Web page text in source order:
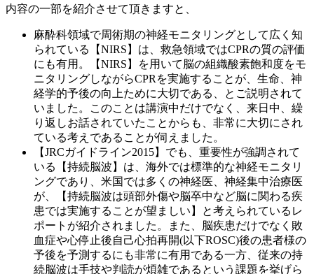
内容の一部を紹介させて頂きますと、
麻酔科領域で周術期の神経モニタリングとして広く知
られている【NIRS】は、救急領域ではCPRの質の評価
にも有用。
【NIRS】を用いて脳の組織酸素飽和度をモ
ニタリングしながらCPRを実施することが、生命、神
経学的予後の向上ために大切である、
とご説明されて
いました。このことは講演中だけでなく、来日中、繰
り返しお話されていたことからも、非常に大切にされ
ている考えであることが伺えました。
【JRCガイドライン2015】でも、重要性が強調されて
いる【持続脳波】は、海外では標準的な神経モニタリ
ングであり、米国では多くの神経医、神経集中治療医
が、
【持続脳波は頭部外傷や脳卒中など脳に関わる疾
患では実施することが望ましい】
と考えられているレ
ポートが紹介されました。また、脳疾患だけでなく敗
血症や心停止後自己心拍再開(以下ROSC)後の患者様の
予後を予測するにも非常に有用である一方、従来の持
続脳波は手技や判読が煩雑であるという課題を挙げら